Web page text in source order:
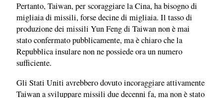
Pertanto, Taiwan, per scoraggiare la Cina, ha bisogno di
migliaia di missili, forse decine di migliaia. Il tasso di
produzione dei missili Yun Feng di Taiwan non è mai
stato confermato pubblicamente, ma è chiaro che la
Repubblica insulare non ne possiede ora un numero
sufficiente.
Gli Stati Uniti avrebbero dovuto incoraggiare attivamente
Taiwan a sviluppare missili due decenni fa, ma non è stato